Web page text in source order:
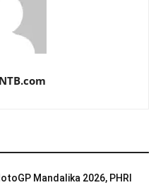
Mandalika 2026, PHRI